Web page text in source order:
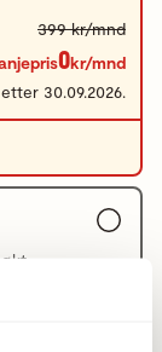
399 kr/mnd
0kr/mnd
30.09.2026.